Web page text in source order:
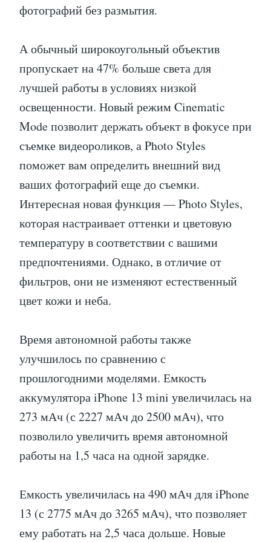
фотографий без размытия.
А обычный широкоугольный объектив
пропускает на 47% больше света для
лучшей работы в условиях низкой
освещенности. Новый режим Cinematic
Mode позволит держать объект в фокусе при
съемке видеороликов, а Photo Styles
поможет вам определить внешний вид
ваших фотографий еще до съемки.
Интересная новая функция — Photo Styles,
которая настраивает оттенки и цветовую
температуру в соответствии с вашими
предпочтениями. Однако, в отличие от
фильтров, они не изменяют естественный
цвет кожи и неба.
Время автономной работы также
улучшилось по сравнению с
прошлогодними моделями. Емкость
аккумулятора iPhone 13 mini увеличилась на
273 мАч (с 2227 мАч до 2500 мАч), что
позволило увеличить время автономной
работы на 1,5 часа на одной зарядке.
Емкость увеличилась на 490 мАч для iPhone
13 (с 2775 мАч до 3265 мАч), что позволяет
ему работать на 2,5 часа дольше. Новые